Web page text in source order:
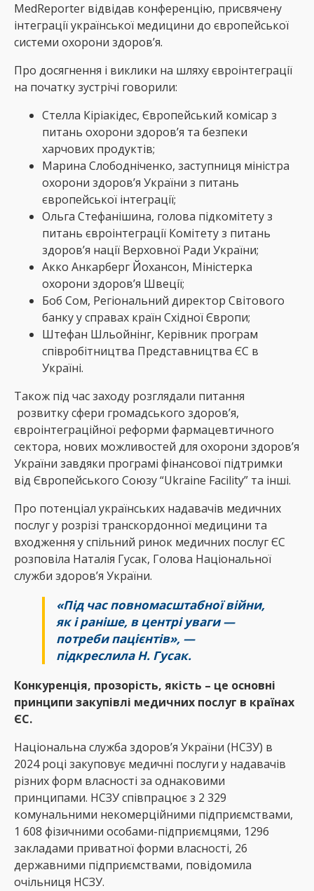
MedReporter відвідав конференцію, присвячену
інтеграції української медицини до європейської
системи охорони здоров’я.
Про досягнення і виклики на шляху євроінтеграції
на початку зустрічі говорили:
Стелла Кіріакідес, Європейський комісар з
питань охорони здоровʼя та безпеки
харчових продуктів;
Марина Слободніченко, заступниця міністра
охорони здоров’я України з питань
європейської інтеграції;
Ольга Стефанішина, голова підкомітету з
питань євроінтеграції Комітету з питань
здоров’я нації Верховної Ради України;
Акко Анкарберг Йохансон, Міністерка
охорони здоровʼя Швеції;
Боб Сом, Регіональний директор Світового
банку у справах країн Східної Європи;
Штефан Шльойнінг, Керівник програм
співробітництва Представництва ЄС в
Україні.
Також під час заходу розглядали питання
розвитку сфери громадського здоров’я,
євроінтеграційної реформи фармацевтичного
сектора, нових можливостей для охорони здоровʼя
України завдяки програмі фінансової підтримки
від Європейського Союзу “Ukraine Facility” та інші.
Про потенціал українських надавачів медичних
послуг у розрізі транскордонної медицини та
входження у спільний ринок медичних послуг ЄС
розповіла Наталія Гусак, Голова Національної
служби здоровʼя України.
«Під час повномасштабної війни,
як і раніше, в центрі уваги —
потреби пацієнтів», —
підкреслила Н. Гусак.
Конкуренція, прозорість, якість – це основні
принципи закупівлі медичних послуг в країнах
ЄС.
Національна служба здоровʼя України (НСЗУ) в
2024 році закуповує медичні послуги у надавачів
різних форм власності за однаковими
принципами. НСЗУ співпрацює з 2 329
комунальними некомерційними підприємствами,
1 608 фізичними особами-підприємцями, 1296
закладами приватної форми власності, 26
державними підприємствами, повідомила
очільниця НСЗУ.